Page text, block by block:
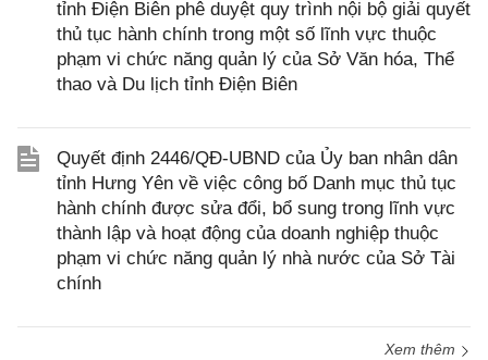
tỉnh Điện Biên phê duyệt quy trình nội bộ giải quyết
thủ tục hành chính trong một số lĩnh vực thuộc
phạm vi chức năng quản lý của Sở Văn hóa, Thể
thao và Du lịch tỉnh Điện Biên
Quyết định 2446/QĐ-UBND của Ủy ban nhân dân
tỉnh Hưng Yên về việc công bố Danh mục thủ tục
hành chính được sửa đổi, bổ sung trong lĩnh vực
thành lập và hoạt động của doanh nghiệp thuộc
phạm vi chức năng quản lý nhà nước của Sở Tài
chính
Xem thêm